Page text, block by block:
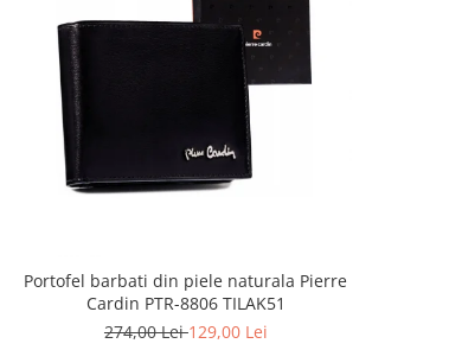
Portofel barbati din piele naturala Pierre
Cardin PTR-8806 TILAK51
274,00 Lei129,00 Lei